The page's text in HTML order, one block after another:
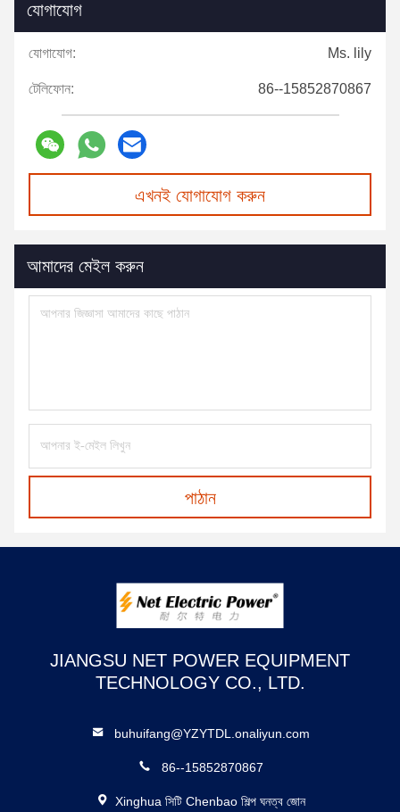
যোগাযোগ
যোগাযোগ: Ms. lily
টেলিফোন: 86--15852870867
এখনই যোগাযোগ করুন
আমাদের মেইল করুন
পাঠান
JIANGSU NET POWER EQUIPMENT
TECHNOLOGY CO., LTD.
buhuifang@YZYTDL.onaliyun.com
86--15852870867
Xinghua সিটি Chenbao শিল্প ঘনত্ব জোন